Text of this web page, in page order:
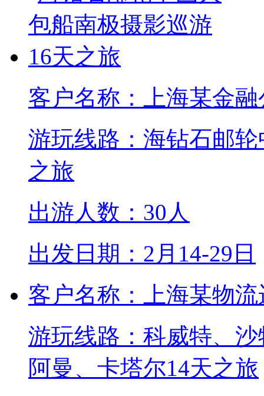
客户名称：上海某金融
游玩线路：海钻石邮
之旅
出游人数：30人
出发日期：2月14-29日
客户名称：上海某物
游玩线路：科威特、
阿曼、卡塔尔14天之旅